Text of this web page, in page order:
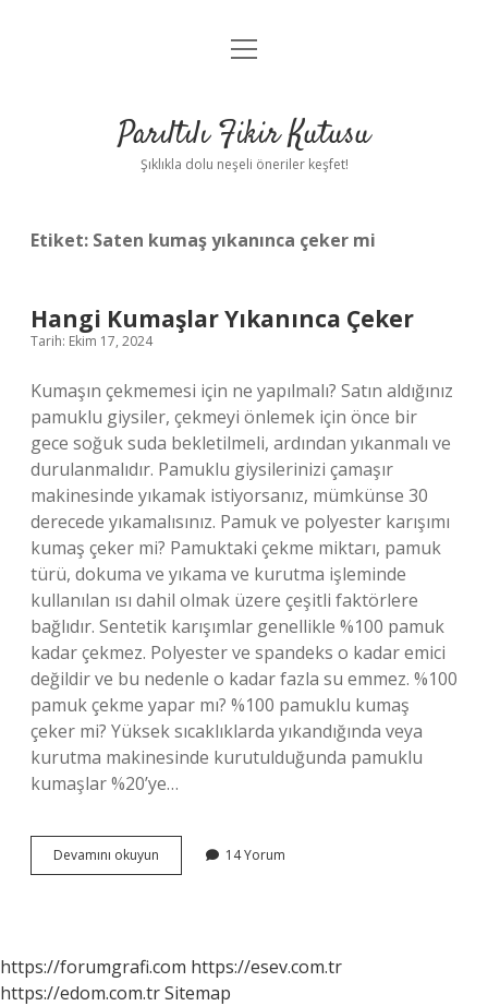
Anasayfa
Yasal Uyarı
menüyü
Parıltılı Fikir Kutusu
Şıklıkla dolu neşeli öneriler keşfet!
Etiket: Saten kumaş yıkanınca çeker mi
Hangi Kumaşlar Yıkanınca Çeker
Tarih: Ekim 17, 2024
Kumaşın çekmemesi için ne yapılmalı? Satın aldığınız
pamuklu giysiler, çekmeyi önlemek için önce bir
gece soğuk suda bekletilmeli, ardından yıkanmalı ve
durulanmalıdır. Pamuklu giysilerinizi çamaşır
makinesinde yıkamak istiyorsanız, mümkünse 30
derecede yıkamalısınız. Pamuk ve polyester karışımı
kumaş çeker mi? Pamuktaki çekme miktarı, pamuk
türü, dokuma ve yıkama ve kurutma işleminde
kullanılan ısı dahil olmak üzere çeşitli faktörlere
bağlıdır. Sentetik karışımlar genellikle %100 pamuk
kadar çekmez. Polyester ve spandeks o kadar emici
değildir ve bu nedenle o kadar fazla su emmez. %100
pamuk çekme yapar mı? %100 pamuklu kumaş
çeker mi? Yüksek sıcaklıklarda yıkandığında veya
kurutma makinesinde kurutulduğunda pamuklu
kumaşlar %20’ye…
Devamını okuyun
Kumaşlar
14 Yorum
https://forumgrafi.com https://esev.com.tr
https://edom.com.trSitemap